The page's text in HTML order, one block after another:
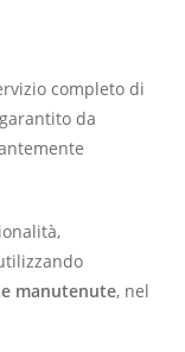
completo di
da
manutenute, nel